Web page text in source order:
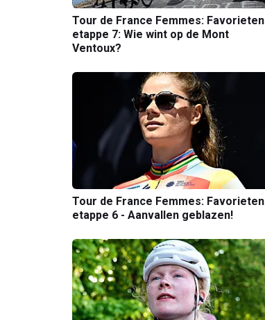
Tour de France Femmes: Favorieten
etappe 7: Wie wint op de Mont
Ventoux?
Tour de France Femmes: Favorieten
etappe 6 - Aanvallen geblazen!